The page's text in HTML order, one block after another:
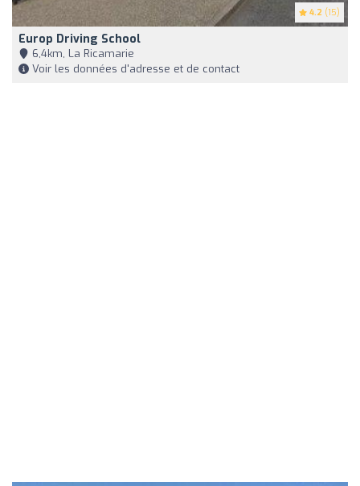
4.2 (15)
Europ Driving School
6,4km, La Ricamarie
Voir les données d'adresse et de contact